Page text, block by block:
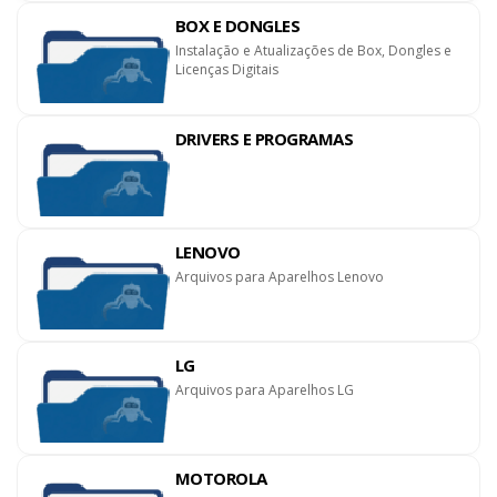
BOX E DONGLES
Instalação e Atualizações de Box, Dongles e
Licenças Digitais
DRIVERS E PROGRAMAS
LENOVO
Arquivos para Aparelhos Lenovo
LG
Arquivos para Aparelhos LG
MOTOROLA